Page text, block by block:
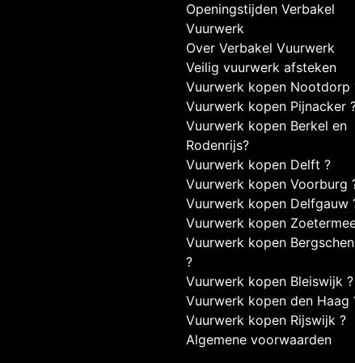
Openingstijden Verbakel
Vuurwerk
Over Verbakel Vuurwerk
Veilig vuurwerk afsteken
Vuurwerk kopen Nootdorp
Vuurwerk kopen Pijnacker
Vuurwerk kopen Berkel en
Rodenrijs?
Vuurwerk kopen Delft ?
Vuurwerk kopen Voorburg
Vuurwerk kopen Delfgauw
Vuurwerk kopen
Vuurwerk kopen
?
Vuurwerk kopen Bleiswijk ?
Vuurwerk kopen den Haag
Vuurwerk kopen Rijswijk ?
Algemene voorwaarden